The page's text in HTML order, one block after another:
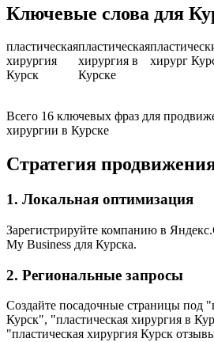
Ключевые слова для
пластическая
хирургия
Курск
пластическая
хирургия в
Курске
хирург
Всего 16 ключевых фраз для
хирургии в Курске
Стратегия
1. Локальная оптимизация
Зарегистрируйте компанию в
My Business для Курска.
2. Региональные запросы
Создайте посадочные страницы под
Курск", "пластическая хирургия в
"пластическая хирургия Курск